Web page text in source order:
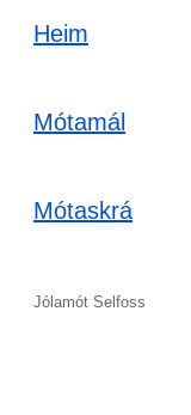
Heim
Mótamál
Mótaskrá
Jólamót Selfoss